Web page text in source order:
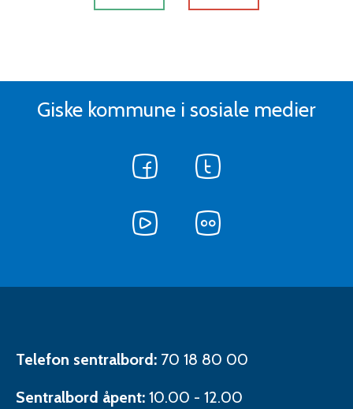
Giske kommune i sosiale medier
Følg
Facebook
Følg
Twitter
Følg
Følg
Kontaktinformasjon
Telefon sentralbord: 70 18 80 00
Sentralbord åpent: 10.00 - 12.00